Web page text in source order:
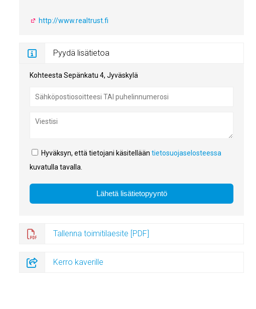
http://www.realtrust.fi
Pyydä lisätietoa
Kohteesta Sepänkatu 4, Jyväskylä
Hyväksyn, että tietojani käsitellääntietosuojaselosteessa
kuvatulla tavalla.
Tallenna toimitilaesite [PDF]
Kerro kaverille